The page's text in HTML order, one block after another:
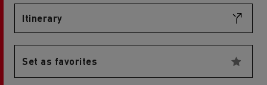
Itinerary
Set as favorites